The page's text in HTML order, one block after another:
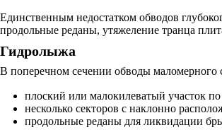
Единственным недостатком обводов
продольные реданы, утяжеление транца
Гидролыжа
В поперечном сечении обводы
плоский или малокилеватый участок
несколько секторов с наклонно
продольные реданы для ликвидации